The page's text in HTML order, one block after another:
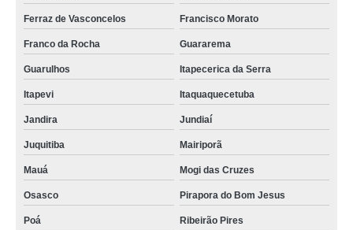
Ferraz de Vasconcelos Francisco Morato
Franco da Rocha Guararema
Guarulhos Itapecerica da Serra
Itapevi Itaquaquecetuba
Jandira Jundiaí
Juquitiba Mairiporã
Mauá Mogi das Cruzes
Osasco Pirapora do Bom Jesus
Poá Ribeirão Pires